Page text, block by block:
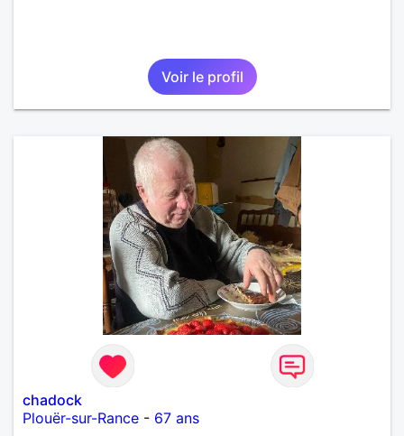
Voir le profil
chadock
Plouër-sur-Rance - 67 ans